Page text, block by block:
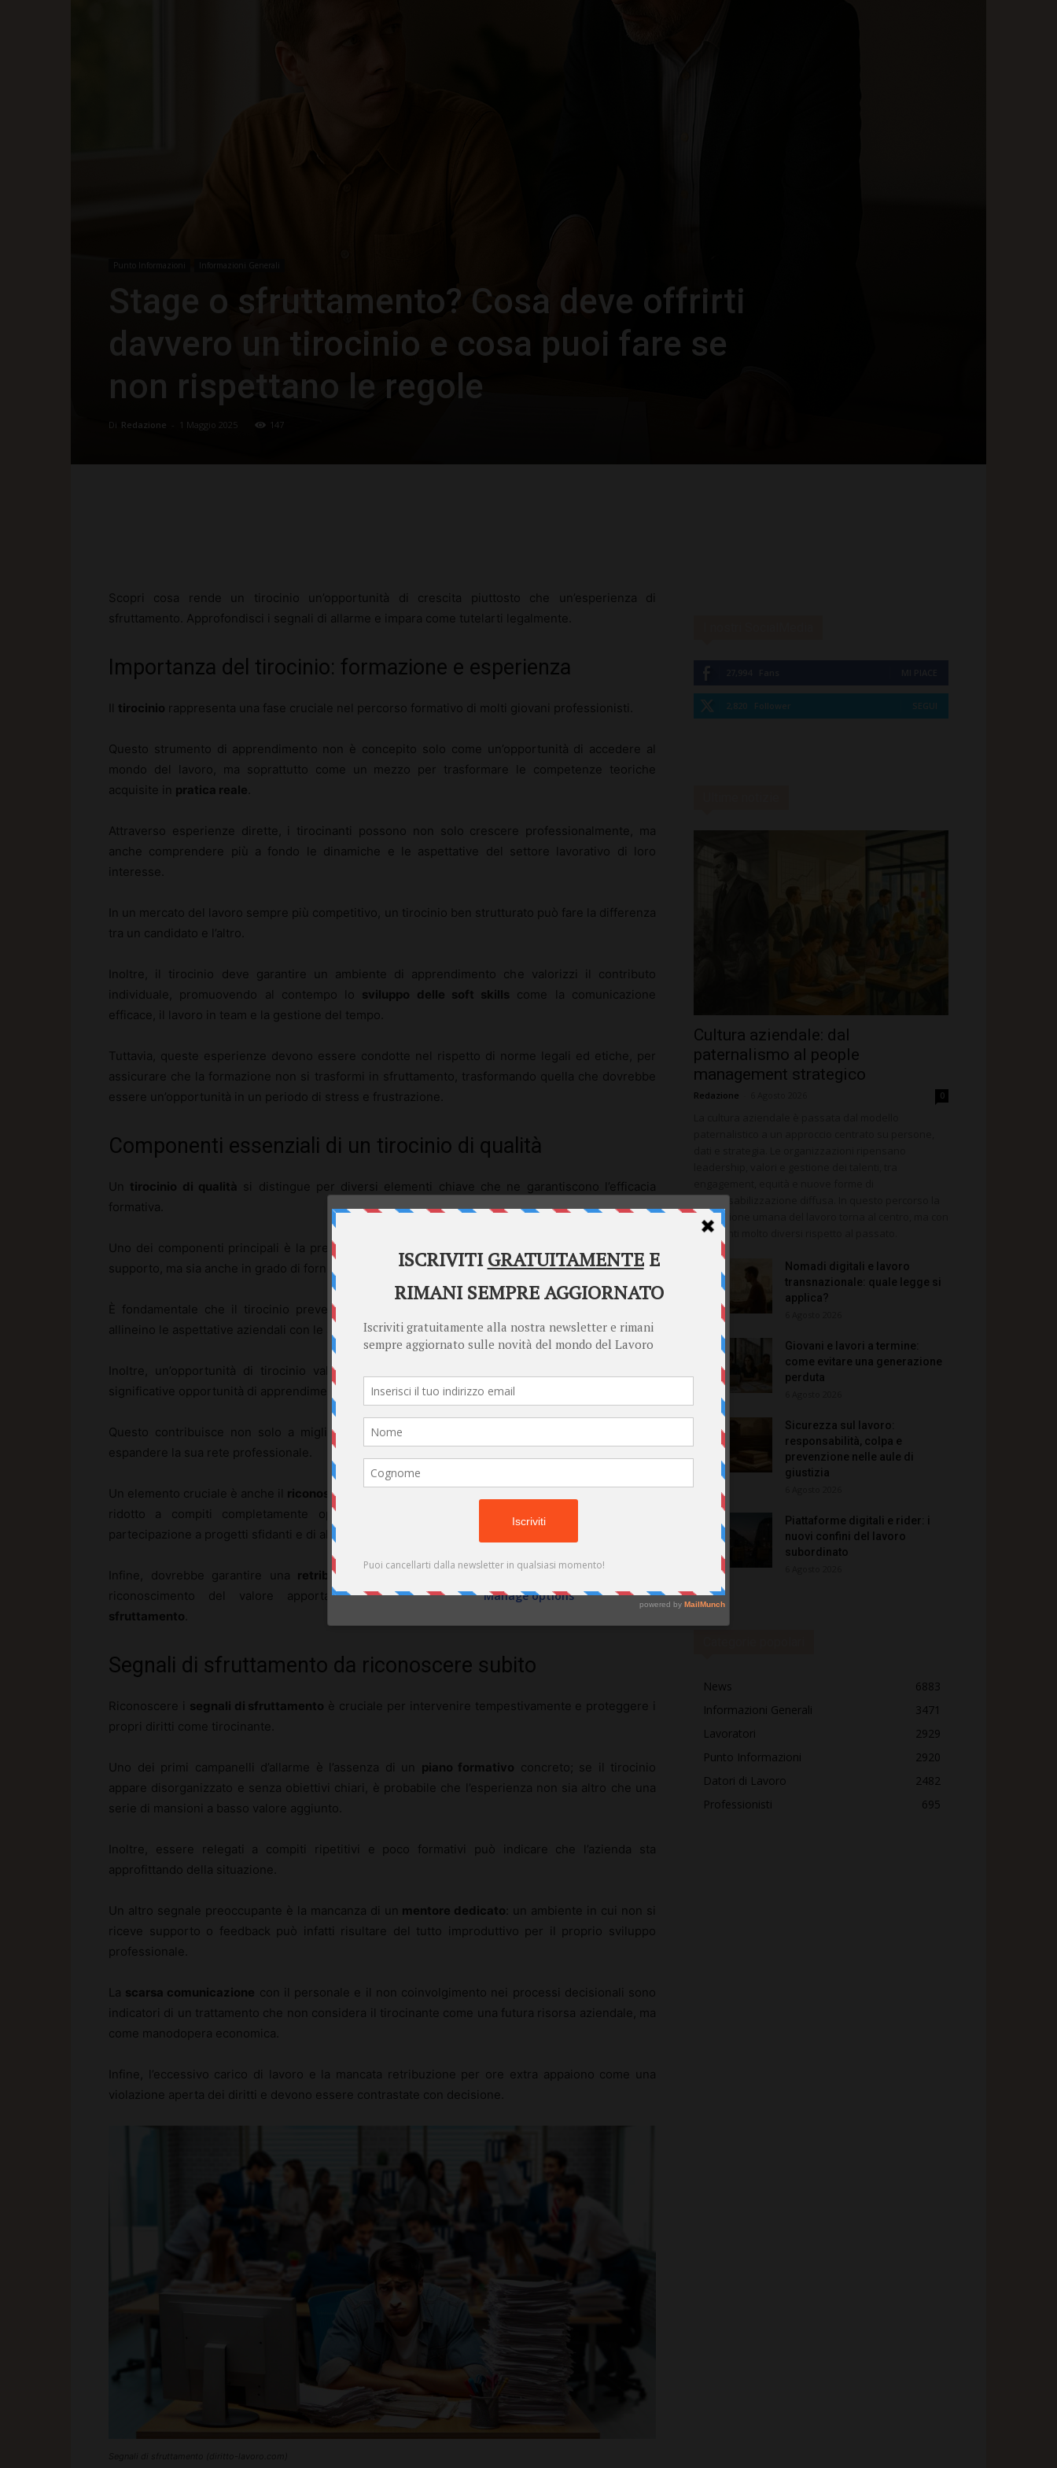
Punto Informazioni Informazioni Generali
Stage o sfruttamento? Cosa deve offrirti
davvero un tirocinio e cosa puoi fare se
non rispettano le regole
Di Redazione 1 Maggio 2025 147
Scopri cosa rende un tirocinio un’opportunità di crescita piuttosto che un’esperienza di
sfruttamento. Approfondisci i segnali di allarme e impara come tutelarti legalmente.
Importanza del tirocinio: formazione e esperienza
tirocinio rappresenta una fase cruciale nel percorso formativo di molti giovani professionisti.
Questo strumento di apprendimento non è concepito solo come un’opportunità di accedere al
mondo del lavoro, ma soprattutto come un mezzo per trasformare le competenze teoriche
acquisite in pratica reale
Attraverso esperienze dirette, i tirocinanti possono non solo crescere professionalmente, ma
anche comprendere più a fondo le dinamiche e le aspettative del settore lavorativo di loro
interesse.
In un mercato del lavoro sempre più competitivo, un tirocinio ben strutturato può fare la differenza
tra un candidato e l’altro.
Inoltre, il tirocinio deve garantire un ambiente di apprendimento che valorizzi il contributo
individuale, promuovendo al contempo lo sviluppo delle soft skills come la comunicazione
efficace, il lavoro in team e la gestione del tempo.
Tuttavia, queste esperienze devono essere condotte nel rispetto di norme legali ed etiche, per
assicurare che la formazione non si trasformi in sfruttamento, trasformando quella che dovrebbe
essere un’opportunità in un periodo di stress e frustrazione.
Componenti essenziali di un tirocinio di qualità
Un tirocinio di qualità si distingue per diversi elementi chiave che ne garantiscono l’efficacia
formativa.
Uno dei componenti principali è la presenza di un
supporto, ma sia anche in grado di fornire feedback costruttivo e continuativo.
È fondamentale che il tirocinio preveda un
allineino le aspettative aziendali con le ambizioni del tirocinante.
Inoltre, un’opportunità di tirocinio valida deve comprendere l’accesso a
significative opportunità di apprendimento, come corsi di formazione, seminari e workshop.
Questo contribuisce non solo a migliorare le capacità tecniche del tirocinante, ma anche ad
espandere la sua rete professionale.
Un elemento cruciale è anche il riconoscimento del valore del lavoro svolto
ridotto a compiti completamente operativi o ripetitivi, ma dovrebbe invece facilitare la
partecipazione a progetti sfidanti e di alta responsabilità.
Infine, dovrebbe garantire una retribuzione equa
o almeno il rimborso delle spese, come
riconoscimento del valore apportato all’organizzazione, evitando dunque pratiche di
sfruttamento
Segnali di sfruttamento da riconoscere subito
Riconoscere i segnali di sfruttamento è cruciale per intervenire tempestivamente e proteggere i
propri diritti come tirocinante.
Uno dei primi campanelli d’allarme è l’assenza di un piano formativo concreto; se il tirocinio
appare disorganizzato e senza obiettivi chiari, è probabile che l’esperienza non sia altro che una
serie di mansioni a basso valore aggiunto.
Inoltre, essere relegati a compiti ripetitivi e poco formativi può indicare che l’azienda sta
approfittando della situazione.
Un altro segnale preoccupante è la mancanza di un mentore dedicato : un ambiente in cui non si
riceve supporto o feedback può infatti risultare del tutto improduttivo per il proprio sviluppo
professionale.
La scarsa comunicazione con il personale e il non coinvolgimento nei processi decisionali sono
indicatori di un trattamento che non considera il tirocinante come una futura risorsa aziendale, ma
come manodopera economica.
Infine, l’eccessivo carico di lavoro e la mancata retribuzione per ore extra appaiono come una
violazione aperta dei diritti e devono essere contrastate con decisione.
2,820 Follower SEGUI
Cultura aziendale: dal
paternalismo al people
management strategico
Redazione 0
responsabilizzazione diffusa. In questo percorso la
dimensione umana del lavoro torna al centro, ma con
strumenti molto diversi rispetto al passato.
Nomadi digitali e lavoro
transnazionale: quale legge si
applica?
Giovani e lavori a termine:
come evitare una generazione
perduta
Sicurezza sul lavoro:
responsabilità, colpa e
prevenzione nelle aule di
giustizia
Piattaforme digitali e rider: i
nuovi confini del lavoro
subordinato
News
6883
Informazioni Generali
3471
Lavoratori
2929
Punto Informazioni
2920
Datori di Lavoro
2482
Professionisti
695
Diritto Lavoro asks for your consent to use your
personal data for the following purposes:
Personalised advertising and content, advertising and content
Store and/or access information on a device
Learn more
Your personal data will be processed and information from your device
(cookies, unique identifiers, and other device data) may be stored by,
accessed by and shared with 681 partners, or used specifically by this
site. We and our partners may use precise geolocation data.List of
partners.
Some vendors may process your personal data on the basis of legitimate
interest, which you can object to by managing your options below. Look
for a link at the bottom of this page or in the site menu to manage or
withdraw consent in privacy and cookie settings.
Manage options